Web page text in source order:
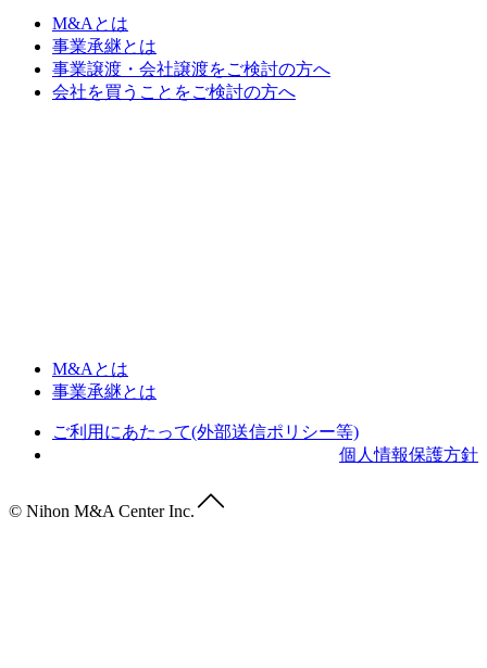
M&Aとは
事業承継とは
事業譲渡・会社譲渡をご検討の方へ
会社を買うことをご検討の方へ
M&Aとは
事業承継とは
ご利用にあたって(外部送信ポリシー等)
個人情報保護方針
© Nihon M&A Center Inc.